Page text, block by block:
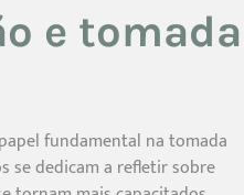
e tomada
fundamental na tomada
se dedicam a refletir sobre